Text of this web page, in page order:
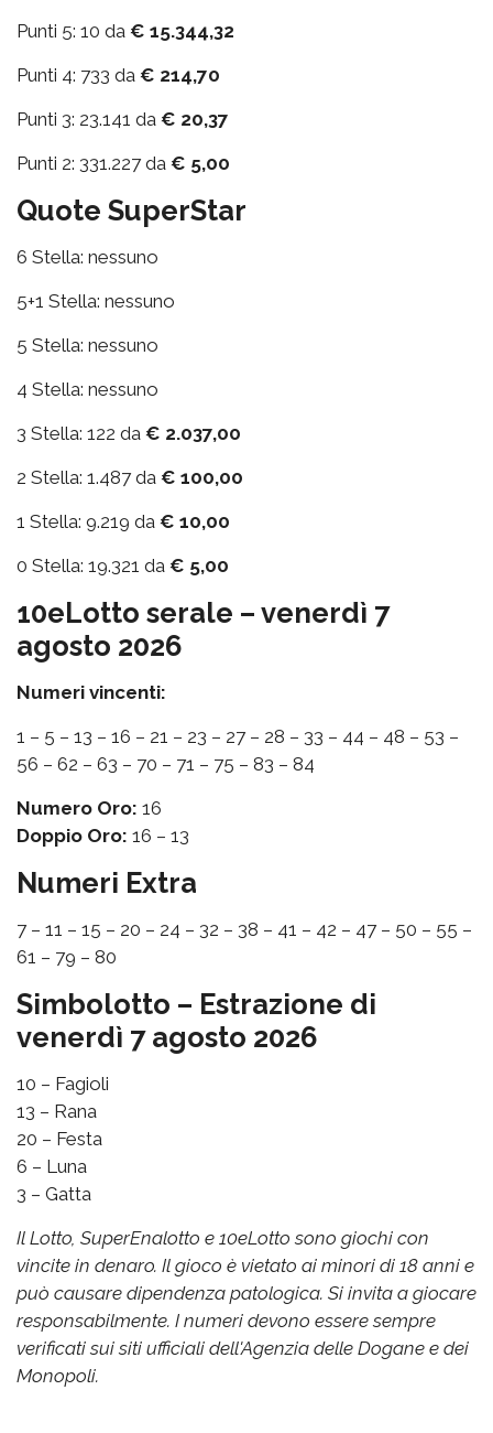
Punti 5: 10 da € 15.344,32
Punti 4: 733 da € 214,70
Punti 3: 23.141 da € 20,37
Punti 2: 331.227 da € 5,00
Quote SuperStar
6 Stella: nessuno
5+1 Stella: nessuno
5 Stella: nessuno
4 Stella: nessuno
3 Stella: 122 da € 2.037,00
2 Stella: 1.487 da € 100,00
1 Stella: 9.219 da € 10,00
0 Stella: 19.321 da € 5,00
10eLotto serale – venerdì 7
agosto 2026
Numeri vincenti:
1 – 5 – 13 – 16 – 21 – 23 – 27 – 28 – 33 – 44 – 48 – 53 –
56 – 62 – 63 – 70 – 71 – 75 – 83 – 84
Numero Oro: 16
Doppio Oro: 16 – 13
Numeri Extra
7 – 11 – 15 – 20 – 24 – 32 – 38 – 41 – 42 – 47 – 50 – 55 –
61 – 79 – 80
Simbolotto – Estrazione di
venerdì 7 agosto 2026
10 – Fagioli
13 – Rana
20 – Festa
6 – Luna
3 – Gatta
Il Lotto, SuperEnalotto e 10eLotto sono giochi con
vincite in denaro. Il gioco è vietato ai minori di 18 anni e
può causare dipendenza patologica. Si invita a giocare
responsabilmente. I numeri devono essere sempre
verificati sui siti ufficiali dell'Agenzia delle Dogane e dei
Monopoli.